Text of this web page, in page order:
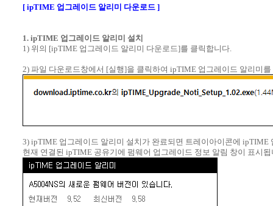
[ ipTIME 업그레이드 알리미 다운로드 ]
1. ipTIME 업그레이드 알리미 설치
1) 위의 [ipTIME 업그레이드 알리미 다운로드]를 클릭합니다.
2) 파일 다운로드창에서 [실행]을 클릭하여 ipTIME 업그레이드 알리미
3) ipTIME 업그레이드 알리미 설치가 완료되면 트레이아이콘에 ipTIME
현재 연결된 ipTIME 공유기에 펌웨어 업그레이드 정보 알림 창이 표시됩